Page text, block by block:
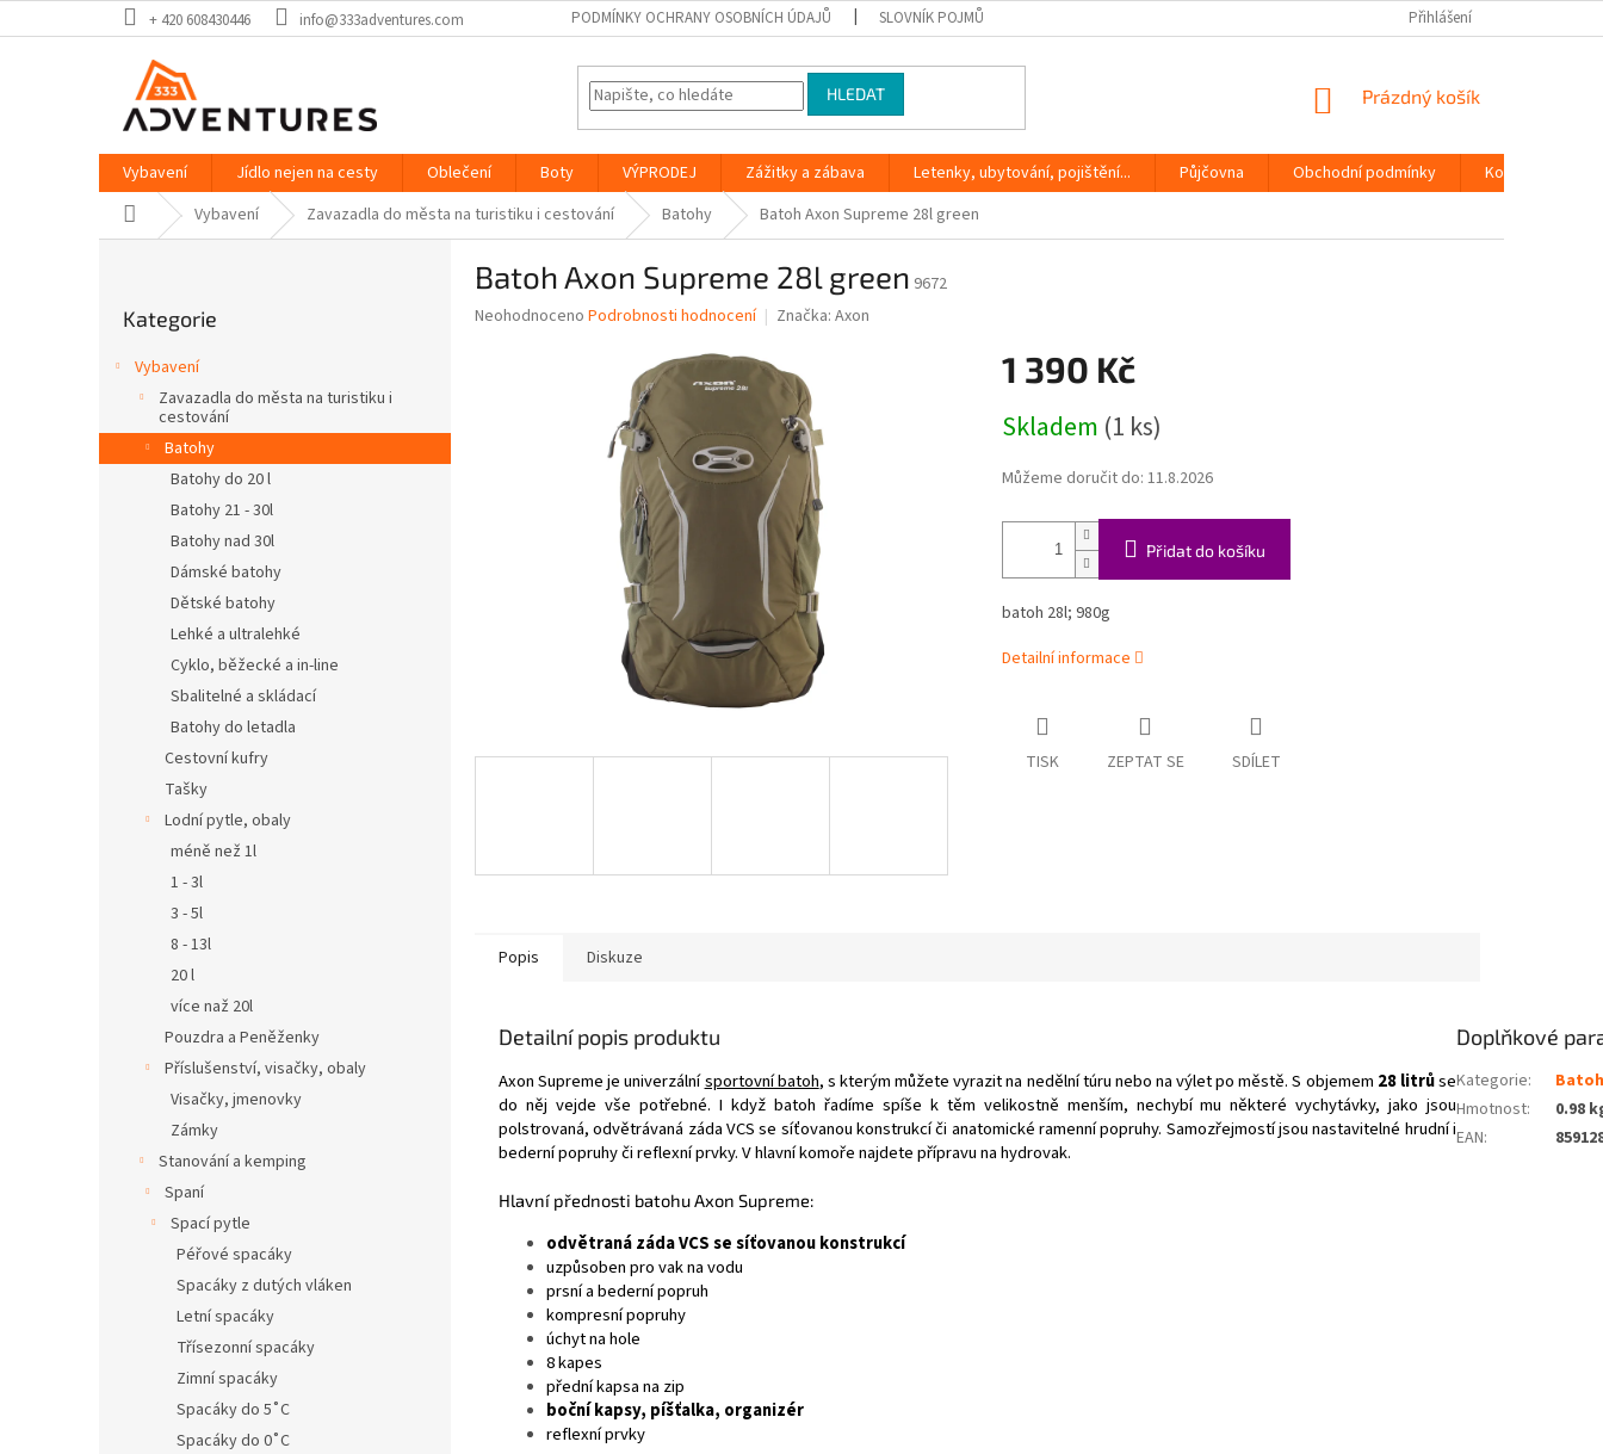
na
+ 420 608430446 info@333adventures.com PODMÍNKY OCHRANY OSOBNÍCH ÚDAJŮ SLOVNÍK POJMŮ Přihlášení
HLEDAT
NÁKUPNÍ
Prázdný košík
Vybavení Jídlo nejen na cesty Oblečení Boty VÝPRODEJ Zážitky a zábava Letenky, ubytování, pojištění... Půjčovna Obchodní podmínky
Kontakty
Domů Vybavení Zavazadla do města na turistiku i cestování Batohy Batoh Axon Supreme 28l green
n
í
kategorie
Kategorie
Vybavení
Zavazadla do města na turistiku i
cestování
Batohy
Batohy do 20 l
Batohy 21 - 30l
Batohy nad 30l
Dámské batohy
Dětské batohy
Lehké a ultralehké
Cyklo, běžecké a in-line
Sbalitelné a skládací
Batohy do letadla
Cestovní kufry
Tašky
Lodní pytle, obaly
méně než 1l
1 - 3l
3 - 5l
8 - 13l
20 l
více naž 20l
Pouzdra a Peněženky
Příslušenství, visačky, obaly
Visačky, jmenovky
Zámky
Stanování a kemping
Spaní
Spací pytle
Péřové spacáky
Spacáky z dutých vláken
Letní spacáky
Třísezonní spacáky
Zimní spacáky
Spacáky do 5˚C
Spacáky do 0˚C
Batoh Axon Supreme 28l green 9672
Průměrné
Neohodnoceno Podrobnosti hodnocení Značka: Axon
1 390 Kč
cena:
Skladem (1 ks)
Můžeme doručit do: 11.8.2026
Přidat do košíku
batoh 28l; 980g
Detailní informace
TISK ZEPTAT SE SDÍLET
Popis Diskuze
Detailní popis produktu
Axon Supreme je univerzálnísportovní batoh, s kterým můžete vyrazit na nedělní túru nebo na výlet po městě. S objemem 28 litrůse
do něj vejde vše potřebné. I když batoh řadíme spíše k těm velikostně menším, nechybí mu některé vychytávky, jako jsou
polstrovaná, odvětrávaná záda VCS se síťovanou konstrukcí či anatomické ramenní popruhy. Samozřejmostí jsou nastavitelné hrudní i
bederní popruhy či reflexní prvky. V hlavní komoře najdete přípravu na hydrovak.
Hlavní přednosti batohu Axon Supreme:
odvětraná záda VCS se síťovanou konstrukcí
uzpůsoben pro vak na vodu
prsní a bederní popruh
kompresní popruhy
úchyt na hole
8 kapes
přední kapsa na zip
boční kapsy, píšťalka, organizér
reflexní prvky
Doplňkové
Kategorie:
Hmotnost:
0.98
EAN: